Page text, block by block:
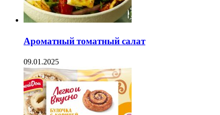
Ароматный томатный салат
09.01.2025